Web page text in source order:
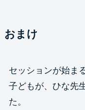
おまけ
セッションが始ま
子どもが、ひな先
た。